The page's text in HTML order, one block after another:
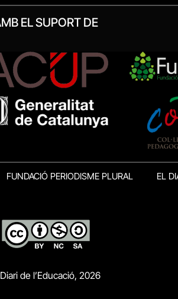
EL SUPORT DE
FUNDACIÓ PERIODISME PLURAL EL
de l’Educació, 2026